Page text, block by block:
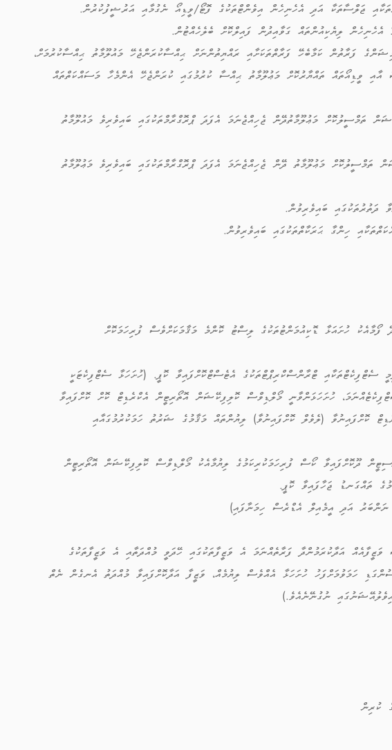
ޖަލްސާތަކާ އަދި އެހެނިހެން އިވެންޓްތަކުގެ ފޮޓޯ/ވީޑިއޯ ނެގުމާއި އަރުޝީފުކުރުން.
ލިޔެކިއުންތައް ގަވާއިދުން ފައިލްކޮށް ބެލެހެއްޓުން.
ފަރާތުން ކަމާބެހޭ ފަރާތްތަކަށާއި ރައްޔިތުންނަށް ޙިއްސާކުރަންޖެހޭ މައުލޫމާތު ޙިއްސާކުރުމަށް،
އާއި ވީޑިއޯތައް ތައްޔާރުކޮށް މަޢުލޫމާތު ޙިއްސާ ކުރުމުގައި ކުރަންޖެހޭ އެންމެހާ މަސައްކަތްތައް
ތަމްސީލުކޮށް މަޢުލޫމާތުދޭން ޖެހިއްޖެނަމަ އެފަދަ ޕްރޮގްރާމްތަކުގައި ބައިވެރިވެ މައުލޫމާތު
ތަމްސީލުކޮށް މަޢުލޫމާތު ދޭން ޖެހިއްޖެނަމަ އެފަދަ ޕްރޮގްރާމްތަކުގައި ބައިވެރިވެ މަޢުލޫމާތު
ބައިވެރިވުން.
ހިންގާ ޙަރަކާތްތަކުގައި ބައިވެރިވުން.
ފޯމާއެކު ހުށައަޅާ ޑޮކިއުމަންޓުތަކުގެ ލިސްޓު ކޮންމެ މަޤާމަކަށްވެސް ފުރިހަމަކޮށް
ސެޓްފިކެޓްތަކާއި ޓްރާންސްކްރިޕްޓްތަކުގެ އެޓެސްޓްކޮށްފައިވާ ކޮޕީ. (ހުށަހަޅާ ސެޓްފިކެޓަކީ
ހުށަހަޅަންވާނީ މޯލްޑިވްސް ކޮލިފިކޭޝަން އޮތޯރިޓީން އެކްރެޑިޓް ކޮށް ކޮށްފައިވާ
ކޮށްފައިނުވާ (ލެވެލް ކޮށްފައިނުވާ) ލިޔުންތައް މަޤާމުގެ ޝަރުތު ހަމަކުރުމުގައާއި
ދޫކޮށްފައިވާ ކޯސް ފުރިހަމަކުރިކަމުގެ ލިޔުމާއެކު މޯލްޑިވްސް ކޮލިފިކޭޝަން އޮތޯރިޓީން
ތައްގަނޑު ޖަހާފައިވާ ކޮޕީ.
އަދި އީމެއިލް އެޑްރެސް ހިމަނާފައި)
އަދާކުރަމުންދާ ފަރާތެއްނަމަ އެ ވަޒީފާތަކުގައި ހޭދަވީ މުއްދަތާއި އެ ވަޒީފާތަކުގެ
ހަމަވުމަށްފަހު ހުށަހަޅާ އެއްވެސް ލިޔުމެއް، ވަޒީފާ އަދާކޮށްފައިވާ މުއްދަތު އެނގެން ނެތް
ނުގުނޭނެއެވެ.)